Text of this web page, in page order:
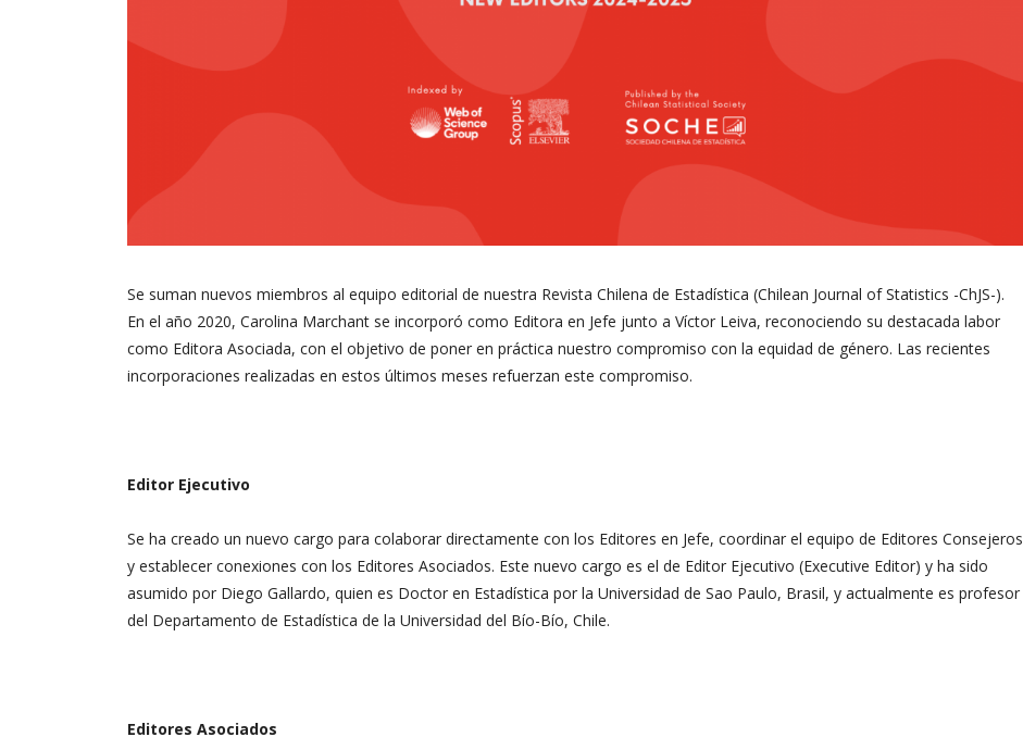
Se suman nuevos miembros al equipo editorial de nuestra Revista Chilena de Estadística (Chilean Journal of Statistics -ChJS-).
En el año 2020, Carolina Marchant se incorporó como Editora en Jefe junto a Víctor Leiva, reconociendo su destacada labor
como Editora Asociada, con el objetivo de poner en práctica nuestro compromiso con la equidad de género. Las recientes
incorporaciones realizadas en estos últimos meses refuerzan este compromiso.
Editor Ejecutivo
Se ha creado un nuevo cargo para colaborar directamente con los Editores en Jefe, coordinar el equipo de Editores Consejeros
y establecer conexiones con los Editores Asociados. Este nuevo cargo es el de Editor Ejecutivo (Executive Editor) y ha sido
asumido por Diego Gallardo, quien es Doctor en Estadística por la Universidad de Sao Paulo, Brasil, y actualmente es profesor
del Departamento de Estadística de la Universidad del Bío-Bío, Chile.
Editores Asociados